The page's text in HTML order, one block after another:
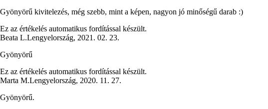
Gyönyörű kivitelezés, még szebb, mint a képen, nagyon jó minőségű darab :)
Ez az értékelés automatikus fordítással készült.
Beata L.Lengyelország, 2021. 02. 23.
Gyönyörű
Ez az értékelés automatikus fordítással készült.
Marta M.Lengyelország, 2020. 11. 27.
Gyönyörű.